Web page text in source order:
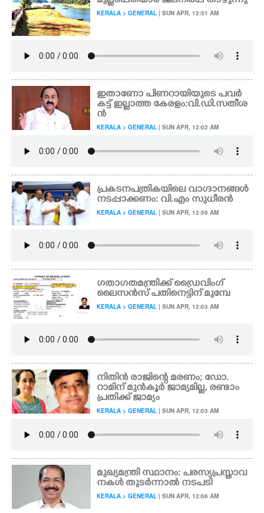
KERALA > GENERAL | SUN APR, 12:51 AM
ഇതാണോ പിണറായിയുടെ പവർ
കട്ട് ഇല്ലാത്ത കേരളം:വി.ഡി.സതീശ
ൻ
KERALA > GENERAL | SUN APR, 12:02 AM
പ്രകടനപത്രികയിലെ വാഗ്ദാനങ്ങൾ
നടപ്പാക്കണം: വി.എം സുധീരൻ
KERALA > GENERAL | SUN APR, 12:59 AM
ഗതാഗതമന്ത്രിക്ക് ഡ്രൈവിംഗ്
ലൈസൻസ് പതിനെട്ടിന് മുമ്പേ
KERALA > GENERAL | SUN APR, 12:03 AM
നിതിൻ രാജിന്റെ മരണം; ഡോ.
റാമിന് മുൻകൂർ ജാമ്യമില്ല, രണ്ടാം
പ്രതിക്ക് ജാമ്യം
KERALA > GENERAL | SUN APR, 12:03 AM
മുഖ്യമന്ത്രി സ്ഥാനം: പരസ്യപ്രസ്താവ
നകൾ തുടർന്നാൽ നടപടി
KERALA > GENERAL | SUN APR, 12:06 AM